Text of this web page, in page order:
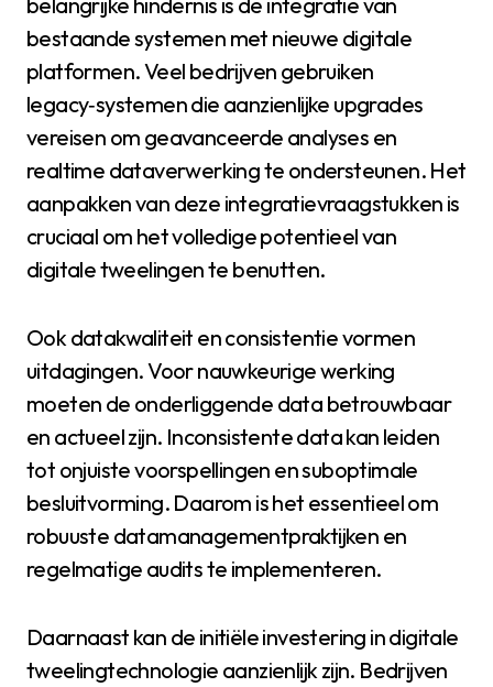
bestaande systemen met nieuwe digitale
platformen. Veel bedrijven gebruiken
legacy‑systemen die aanzienlijke upgrades
vereisen om geavanceerde analyses en
realtime dataverwerking te ondersteunen. Het
aanpakken van deze integratievraagstukken is
cruciaal om het volledige potentieel van
digitale tweelingen te benutten.
Ook datakwaliteit en consistentie vormen
uitdagingen. Voor nauwkeurige werking
moeten de onderliggende data betrouwbaar
en actueel zijn. Inconsistente data kan leiden
tot onjuiste voorspellingen en suboptimale
besluitvorming. Daarom is het essentieel om
robuuste datamanagementpraktijken en
regelmatige audits te implementeren.
Daarnaast kan de initiële investering in digitale
tweelingtechnologie aanzienlijk zijn. Bedrijven